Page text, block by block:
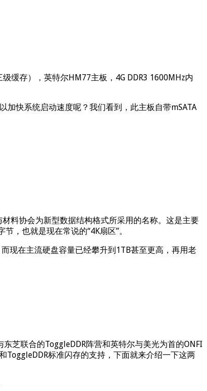
缓存），英特尔HM77主板，4G DDR3 1600MHz内
快系统启动速度呢？我们看到，此主板自带mSATA
材料协会为新型数据结构格式所采用的名称。这是主要
，也就是现在常说的“4K扇区”。
现在主流硬盘容量已经攀升到1TB甚至更高，再用老
芝联合的ToggleDDR阵营和英特尔与美光为首的ONFI
ToggleDDR标准闪存的支持，下面就来介绍一下这两